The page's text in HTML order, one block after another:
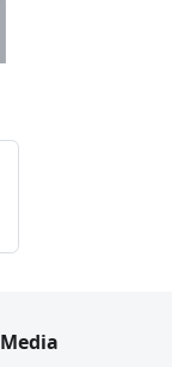
Media